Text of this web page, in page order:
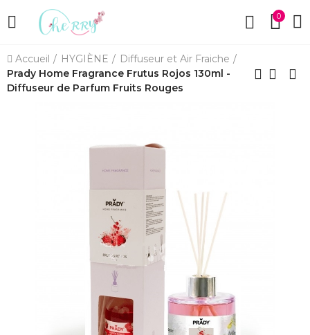
0
Accueil HYGIÈNE
Diffuseur et Air Fraiche
Prady Home Fragrance Frutus Rojos 130ml -
Diffuseur de Parfum Fruits Rouges